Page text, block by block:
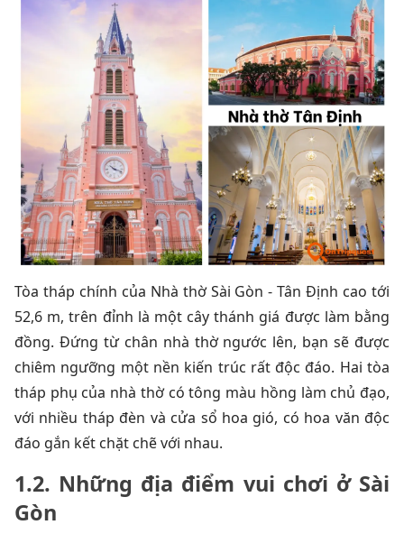
Tòa tháp chính của Nhà thờ Sài Gòn - Tân Định cao tới
52,6 m, trên đỉnh là một cây thánh giá được làm bằng
đồng. Đứng từ chân nhà thờ ngước lên, bạn sẽ được
chiêm ngưỡng một nền kiến trúc rất độc đáo. Hai tòa
tháp phụ của nhà thờ có tông màu hồng làm chủ đạo,
với nhiều tháp đèn và cửa sổ hoa gió, có hoa văn độc
đáo gắn kết chặt chẽ với nhau.
1.2. Những địa điểm vui chơi ở Sài
Gòn